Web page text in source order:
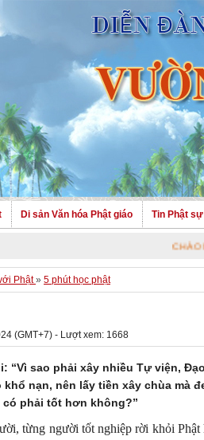
Di sản Văn hóa Phật giáo Tin Phật sự
CHÀO MỪNG QUÝ
Phật» 5 phút học phật
(GMT+7) - Lượt xem: 1668
“Vì sao phải xây nhiều Tự viện,
nạn, nên lấy tiền xây chùa mà
phải tốt hơn không?”
từng người tốt nghiệp rời khỏi